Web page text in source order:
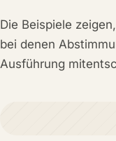
Die Beispiele
bei denen
Ausführung